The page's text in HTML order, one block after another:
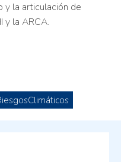
y la articulación de
y la ARCA.